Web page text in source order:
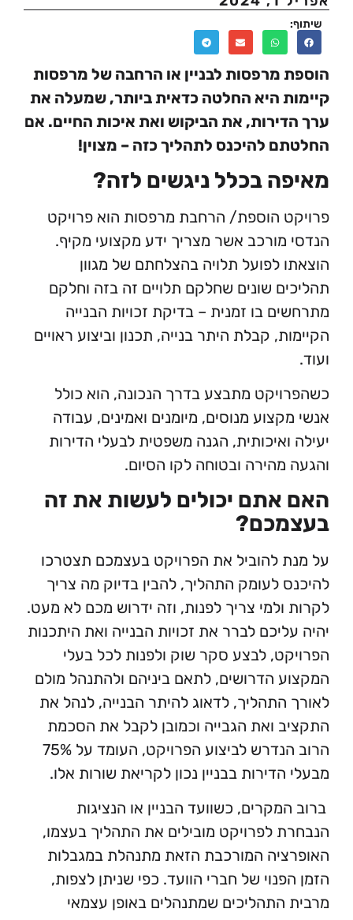
מרפסות לבניין או הרחבה של מרפסות
היא החלטה כדאית ביותר, שמעלה את
את הביקוש ואת איכות החיים. אם
להיכנס לתהליך כזה – מצוין!
בכלל ניגשים לזה?
הוספת/ הרחבת מרפסות הוא פרויקט
מורכב אשר מצריך ידע מקצועי מקיף.
לפועל תלויה בהצלחתם של מגוון
שונים שחלקם תלויים זה בזה וחלקם
בו זמנית – בדיקת זכויות הבנייה
קבלת היתר בנייה, תכנון וביצוע ראויים
מתבצע בדרך הנכונה, הוא כולל
מנוסים, מיומנים ואמינים, עבודה
הגנה משפטית לבעלי הדירות
ובטוחה לקו הסיום.
יכולים לעשות את זה
להוביל את הפרויקט בעצמכם תצטרכו
לעומק התהליך, להבין בדיוק מה צריך
צריך לפנות, וזה ידרוש מכם לא מעט.
לברר את זכויות הבנייה ואת היתכנות
לבצע סקר שוק ולפנות לכל בעלי
הדרושים, לתאם ביניהם ולהתנהל מולם
לדאוג להיתר הבנייה, לנהל את
ואת הגבייה וכמובן לקבל את הסכמת
הרוב הנדרש לביצוע הפרויקט, העומד על 75%
בבניין נכון לקריאת שורות אלו.
כשוועד הבניין או הנציגות
לפרויקט מובילים את התהליך בעצמו,
המורכבת הזאת מתנהלת במגבלות
של חברי הוועד. כפי שניתן לצפות,
התהליכים שמתנהלים באופן עצמאי